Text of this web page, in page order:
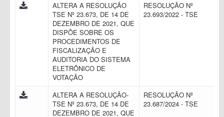
ALTERA A RESOLUÇÃO
TSE Nº 23.673, DE 14 DE
DEZEMBRO DE 2021, QUE
DISPÕE SOBRE OS
PROCEDIMENTOS DE
FISCALIZAÇÃO E
AUDITORIA DO SISTEMA
ELETRÔNICO DE
VOTAÇÃO
RESOLUÇÃO Nº
23.693/2022 - TSE
ALTERA A RESOLUÇÃO-
TSE Nº 23.673, DE 14 DE
DEZEMBRO DE 2021, QUE
RESOLUÇÃO Nº
23.687/2024 - TSE